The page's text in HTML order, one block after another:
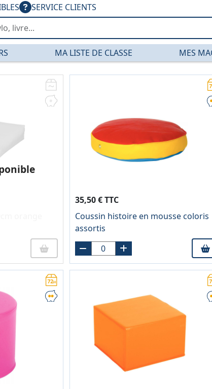
SERVICE CLIENTS
MA LISTE DE CLASSE MES
35,50 € TTC
Coussin histoire en mousse coloris
assortis